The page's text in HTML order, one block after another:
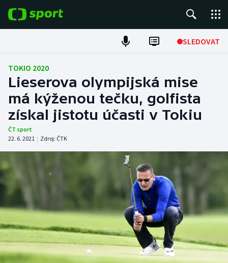
SLEDOVAT
Fotbal
Hokej
Tenis
Atletika
DALŠÍ SPORTY
Americký fotbal
Baseball a softbal
Basketbal
NEPŘEHLÉDNĚTE
Soutěže
Historické návraty
TOKIO 2020
Lieserova olympijská mise
má kýženou tečku, golfista
získal jistotu účasti v Tokiu
ČT sport
22. 6. 2021 | Zdroj: ČTK